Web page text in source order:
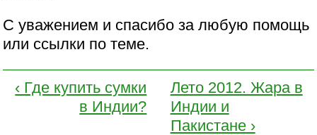
С уважением и спасибо за любую помощь
или ссылки по теме.
‹ Где купить сумки
в Индии?
Лето 2012. Жара в
Индии и
Пакистане ›